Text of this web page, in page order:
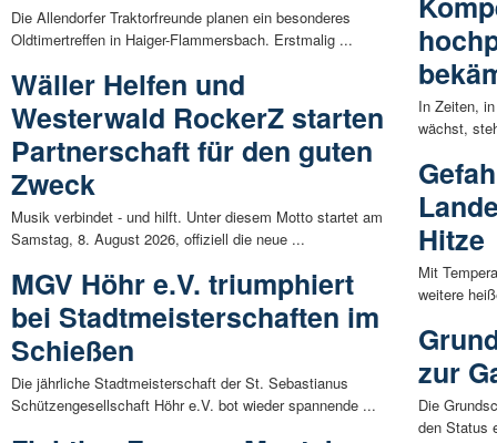
Die Allendorfer Traktorfreunde planen ein besonderes
Oldtimertreffen in Haiger-Flammersbach. Erstmalig ...
Wäller Helfen und
Westerwald RockerZ starten
Partnerschaft für den guten
Zweck
Musik verbindet - und hilft. Unter diesem Motto startet am
Samstag, 8. August 2026, offiziell die neue ...
MGV Höhr e.V. triumphiert
bei Stadtmeisterschaften im
Schießen
Die jährliche Stadtmeisterschaft der St. Sebastianus
Schützengesellschaft Höhr e.V. bot wieder spannende ...
In Zeiten,
wächst,
Hitze
Mit
weitere
zur
Die
den Status